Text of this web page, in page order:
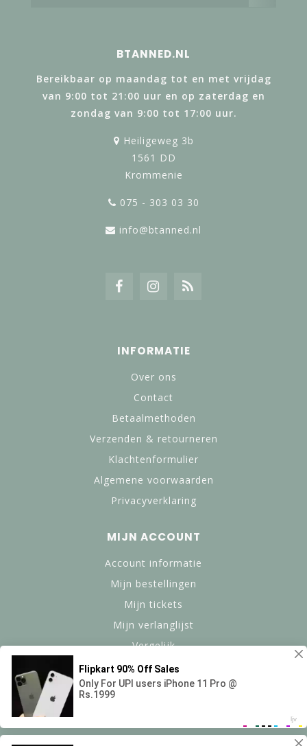
BTANNED.NL
Bereikbaar op maandag tot en met vrijdag
van 9:00 tot 21:00 uur en op zaterdag en
zondag van 9:00 tot 17:00 uur.
Heiligeweg 3b
1561 DD
Krommenie
075 - 303 03 30
info@btanned.nl
INFORMATIE
Over ons
Contact
Betaalmethoden
Verzenden & retourneren
Klachtenformulier
Algemene voorwaarden
Privacyverklaring
MIJN ACCOUNT
Account informatie
Mijn bestellingen
Mijn tickets
Mijn verlanglijst
Vergelijk
Alle producten